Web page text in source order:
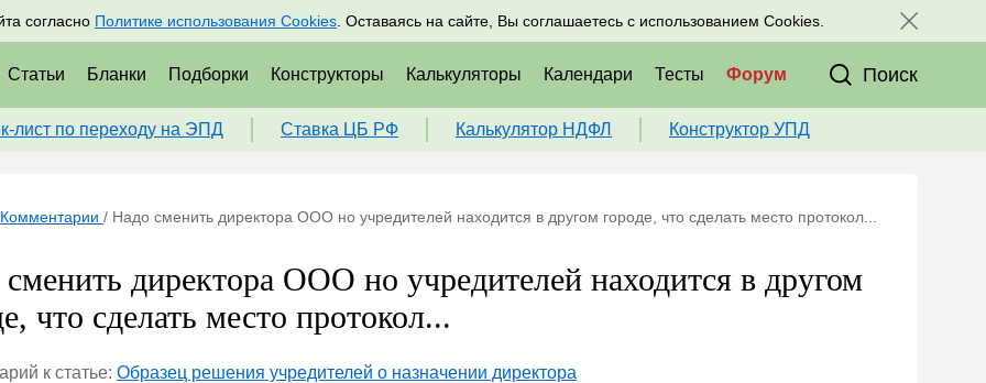
согласно Политике использования Cookies . Оставаясь на сайте, Вы соглашаетесь с использованием Cookies.
Подписаться Присоединяйтесь к нам в соц. сетях:
Статьи Бланки Подборки Конструкторы Калькуляторы Календари Тесты Форум Поиск
лист по переходу на ЭПД Ставка ЦБ РФ Калькулятор НДФЛ Конструктор УПД
Комментарии / Надо сменить директора ООО но учредителей находится в другом городе, что сделать место протокол...
директора ООО но учредителей находится в другом
что сделать место протокол...
к статье: Образец решения учредителей о назначении директора